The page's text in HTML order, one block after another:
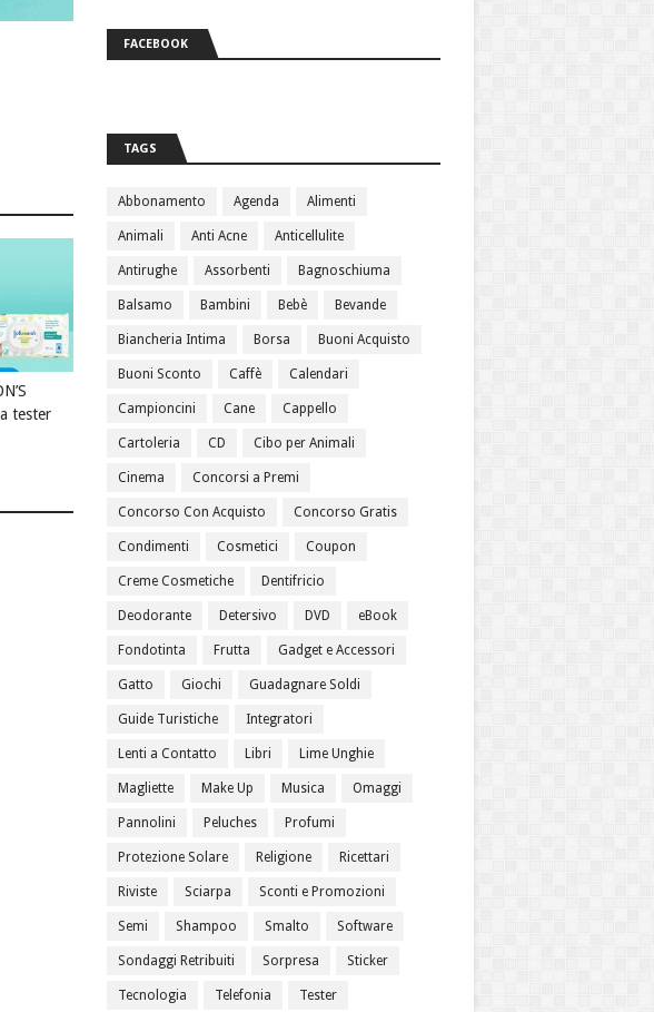
tester
FACEBOOK
TAGS
Abbonamento Agenda Alimenti
Animali Anti Acne Anticellulite
Antirughe Assorbenti Bagnoschiuma
Balsamo Bambini Bebè Bevande
Biancheria Intima Borsa Buoni Acquisto
Buoni Sconto Caffè Calendari
Campioncini Cane Cappello
Cartoleria CD Cibo per Animali
Cinema Concorsi a Premi
Concorso Con Acquisto Concorso Gratis
Condimenti Cosmetici Coupon
Creme Cosmetiche Dentifricio
Deodorante Detersivo DVD eBook
Fondotinta Frutta Gadget e Accessori
Gatto Giochi Guadagnare Soldi
Guide Turistiche Integratori
Lenti a Contatto Libri Lime Unghie
Magliette Make Up Musica Omaggi
Pannolini Peluches Profumi
Protezione Solare Religione Ricettari
Riviste Sciarpa Sconti e Promozioni
Semi Shampoo Smalto Software
Sondaggi Retribuiti Sorpresa Sticker
Tecnologia Telefonia Tester